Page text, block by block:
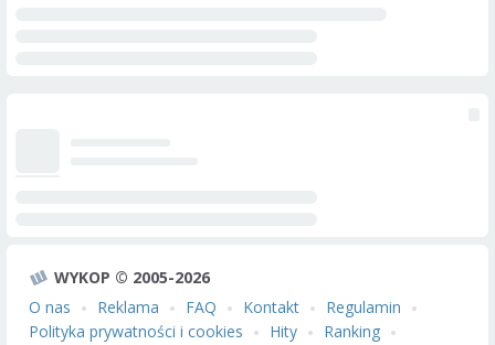
WYKOP © 2005-2026
O nas
Reklama FAQ Kontakt
Regulamin
Polityka prywatności i cookies
Hity Ranking